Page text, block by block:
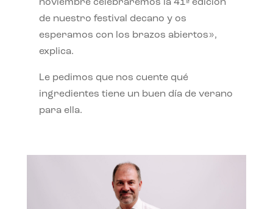
noviembre celebraremos la 41ª edición
de nuestro festival decano y os
esperamos con los brazos abiertos»,
explica.
Le pedimos que nos cuente qué
ingredientes tiene un buen día de verano
para ella.